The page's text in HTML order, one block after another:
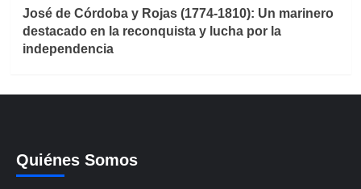
José de Córdoba y Rojas (1774-1810): Un marinero
destacado en la reconquista y lucha por la
independencia
Quiénes Somos